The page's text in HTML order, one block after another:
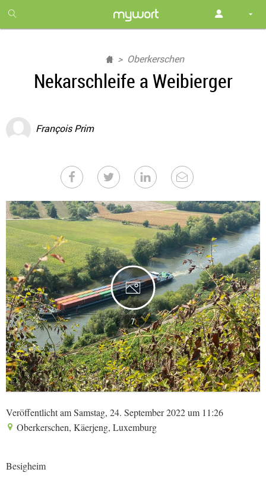
month
free
Oberkerschen
Nekarschleife a Weibierger
François Prim
7
Veröffentlicht am Samstag, 24. September 2022 um 11:26
Oberkerschen, Käerjeng, Luxemburg
Besigheim